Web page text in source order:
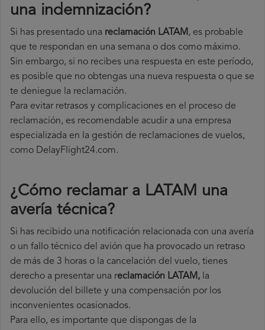
una indemnización?
Si has presentado una reclamación LATAM, es probable
que te respondan en una semana o dos como máximo.
Sin embargo, si no recibes una respuesta en este período,
es posible que no obtengas una nueva respuesta o que se
te deniegue la reclamación.
Para evitar retrasos y complicaciones en el proceso de
reclamación, es recomendable acudir a una empresa
especializada en la gestión de reclamaciones de vuelos,
como DelayFlight24.com.
¿Cómo reclamar a LATAM una
avería técnica?
Si has recibido una notificación relacionada con una avería
o un fallo técnico del avión que ha provocado un retraso
de más de 3 horas o la cancelación del vuelo, tienes
derecho a presentar una reclamación LATAM, la
devolución del billete y una compensación por los
inconvenientes ocasionados.
Para ello, es importante que dispongas de la